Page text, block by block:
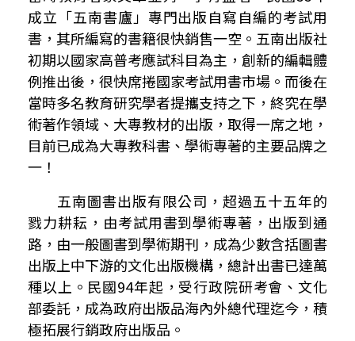
成立「五南書廬」專門出版自寫自編的考試用
書，其所編寫的書籍很快銷售一空。五南出版社
初期以國家高普考應試科目為主， 創新的編輯體
例推出後，很快席捲國家考試用書市場。而後在
當時多名教育研究學者提攜支持之下，終究在學
術著作領域、大專教材的出版，取得一席之地，
目前已成為大專教科書、學術專著的主要品牌之
一！
五南圖書出版有限公司，超過五十五年的
戮力耕耘，由考試用書到學術專著，出版到通
路，由一般圖書到學術期刊，成為少數含括圖書
出版上中下游的文化出版機構，總計出書已達萬
種以上。民國94年起，受行政院研考會、文化
部委託，成為政府出版品海內外總代理迄今，積
極拓展行銷政府出版品。